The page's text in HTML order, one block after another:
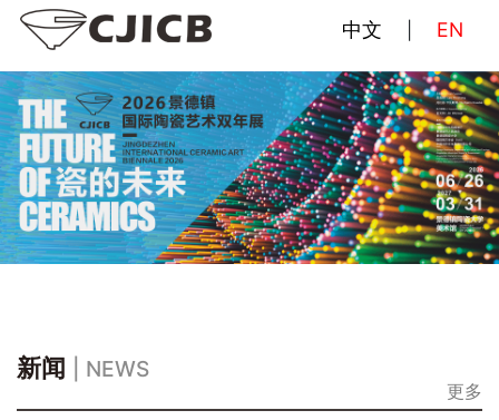
中文 EN
新闻 | NEWS
更多